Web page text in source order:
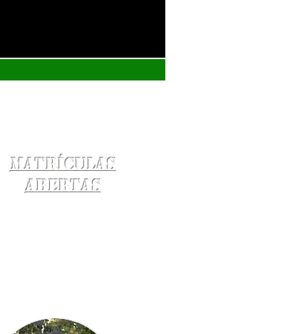
Matrículas
Abertas